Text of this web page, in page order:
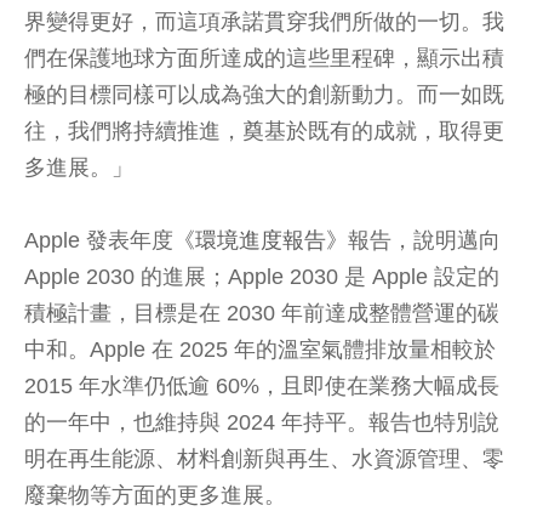
界變得更好，而這項承諾貫穿我們所做的一切。我
們在保護地球方面所達成的這些里程碑，顯示出積
極的目標同樣可以成為強大的創新動力。而一如既
往，我們將持續推進，奠基於既有的成就，取得更
多進展。」
Apple 發表年度 《環境進度報告》 報告，說明邁向
Apple 2030 的進展；Apple 2030 是 Apple 設定的
積極計畫，目標是在 2030 年前達成整體營運的碳
中和。Apple 在 2025 年的溫室氣體排放量相較於
2015 年水準仍低逾 60%，且即使在業務大幅成長
的一年中，也維持與 2024 年持平。報告也特別說
明在再生能源、材料創新與再生、水資源管理、零
廢棄物等方面的更多進展。